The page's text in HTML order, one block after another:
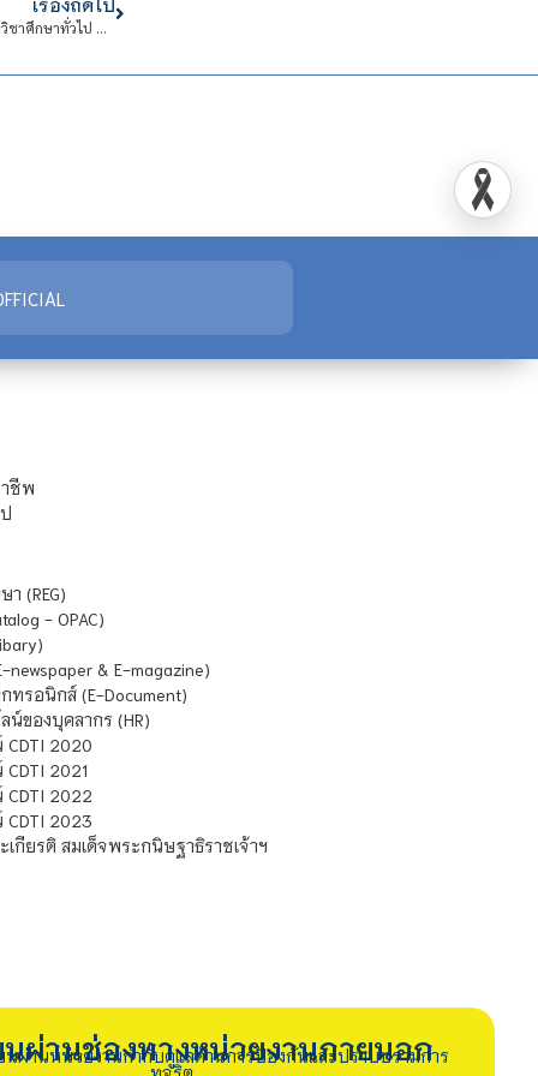
ประกาศผลการคัดเลือกบุคคลเข้าปฏิบัติงานในสถาบันเทคโนโลยีจิตรลดา (สำนักวิชาศึกษาทั่วไป จำนวน 1 อัตรา)
าชีพ
(REG)
- OPAC)
& E-magazine)
ทรอนิกส์ (E-Document)
น์ของบุคลากร (HR)
2020
2021
2022
2023
กียรติ สมเด็จพระกนิษฐาธิราชเจ้าฯ
นผ่านช่องทางหน่วยงานภายนอก
นผ่านหน่วยงานกำกับดูแลด้านการป้องกันและปราบปรามการ